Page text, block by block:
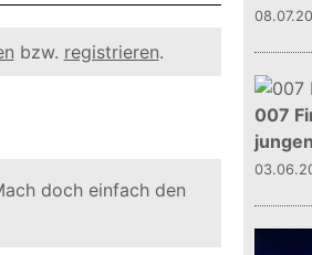
bzw. registrieren.
doch einfach den
007